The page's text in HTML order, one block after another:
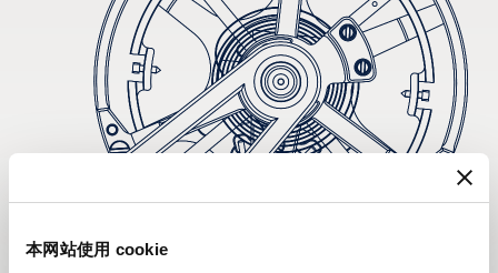
本网站使用 cookie